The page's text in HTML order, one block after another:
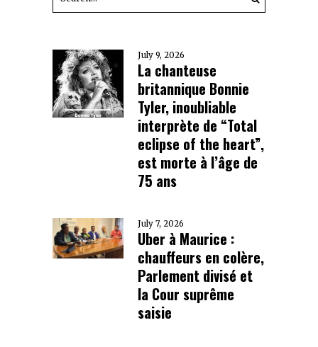
July 9, 2026
La chanteuse
britannique Bonnie
Tyler, inoubliable
interprète de “Total
eclipse of the heart”,
est morte à l’âge de
75 ans
July 7, 2026
Uber à Maurice :
chauffeurs en colère,
Parlement divisé et
la Cour suprême
saisie